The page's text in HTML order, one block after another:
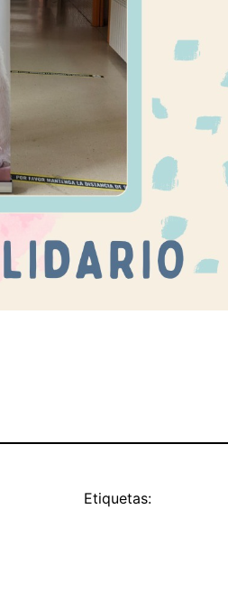
Etiquetas: